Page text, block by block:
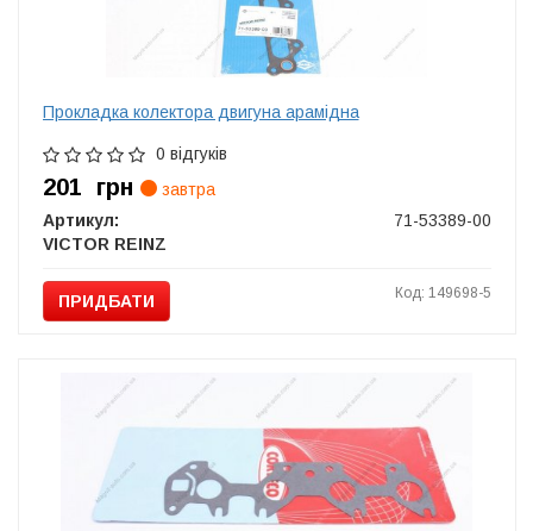
Прокладка колектора двигуна арамідна
0 відгуків
201 грн
завтра
Артикул:
71-53389-00
VICTOR REINZ
ПРИДБАТИ Код: 149698-5